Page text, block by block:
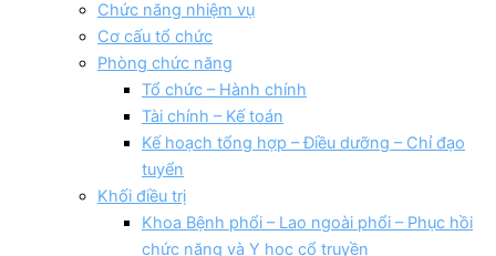
Chức năng nhiệm vụ
Cơ cấu tổ chức
Phòng chức năng
Tổ chức – Hành chính
Tài chính – Kế toán
Kế hoạch tổng hợp – Điều dưỡng – Chỉ đạo
tuyển
Khối điều trị
Khoa Bệnh phổi – Lao ngoài phổi – Phục hồi
chức năng và Y học cổ truyền